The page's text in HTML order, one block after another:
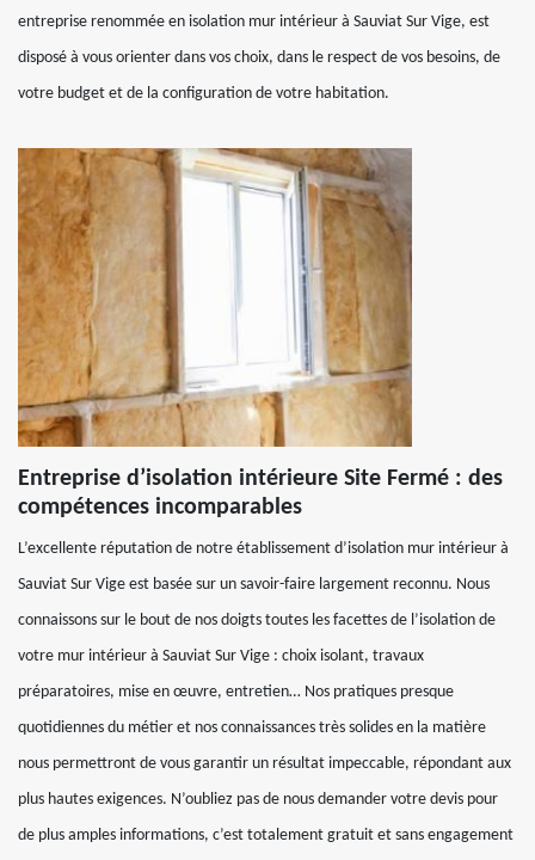
entreprise renommée en isolation mur intérieur à Sauviat Sur Vige, est
disposé à vous orienter dans vos choix, dans le respect de vos besoins, de
votre budget et de la configuration de votre habitation.
Entreprise d’isolation intérieure Site Fermé : des
compétences incomparables
L’excellente réputation de notre établissement d’isolation mur intérieur à
Sauviat Sur Vige est basée sur un savoir-faire largement reconnu. Nous
connaissons sur le bout de nos doigts toutes les facettes de l’isolation de
votre mur intérieur à Sauviat Sur Vige : choix isolant, travaux
préparatoires, mise en œuvre, entretien… Nos pratiques presque
quotidiennes du métier et nos connaissances très solides en la matière
nous permettront de vous garantir un résultat impeccable, répondant aux
plus hautes exigences. N’oubliez pas de nous demander votre devis pour
de plus amples informations, c’est totalement gratuit et sans engagement